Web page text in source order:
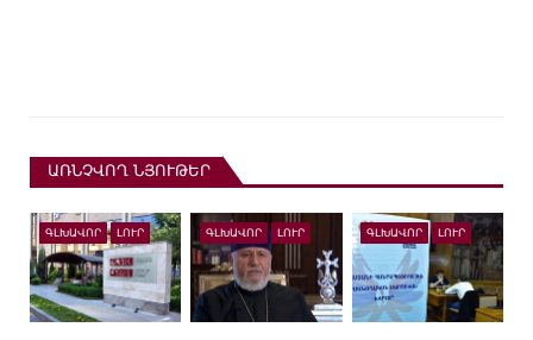
ԱՌՆՉՎՈՂ ՆՅՈՒԹԵՐ
ԳԼԽԱՎՈՐ ԼՈՒՐ ԳԼԽԱՎՈՐ ԼՈՒՐ ԳԼԽԱՎՈՐ ԼՈՒՐ